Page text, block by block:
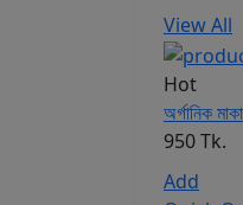
View All
Hot
অর্গানিক
950 Tk.
Add